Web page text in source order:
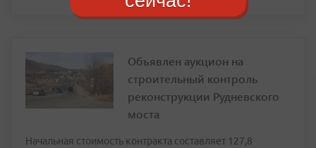
Объявлен аукцион на
строительный контроль
реконструкции Рудневского
моста
Начальная стоимость контракта составляет 127,8